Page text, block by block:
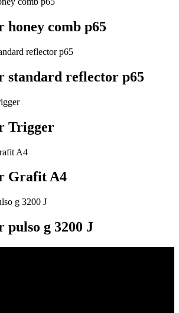
honey comb p65
standard reflector p65
Trigger
Grafit A4
pulso g 3200 J